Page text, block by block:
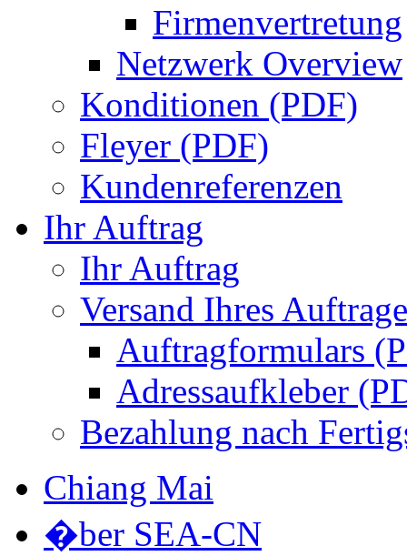
Firmenvertretung
Netzwerk Overview
Konditionen (PDF)
Fleyer (PDF)
Kundenreferenzen
Ihr Auftrag
Ihr Auftrag
Versand Ihres
Auftragformulars
Adressaufkleber
Bezahlung nach
Chiang Mai
�ber SEA-CN